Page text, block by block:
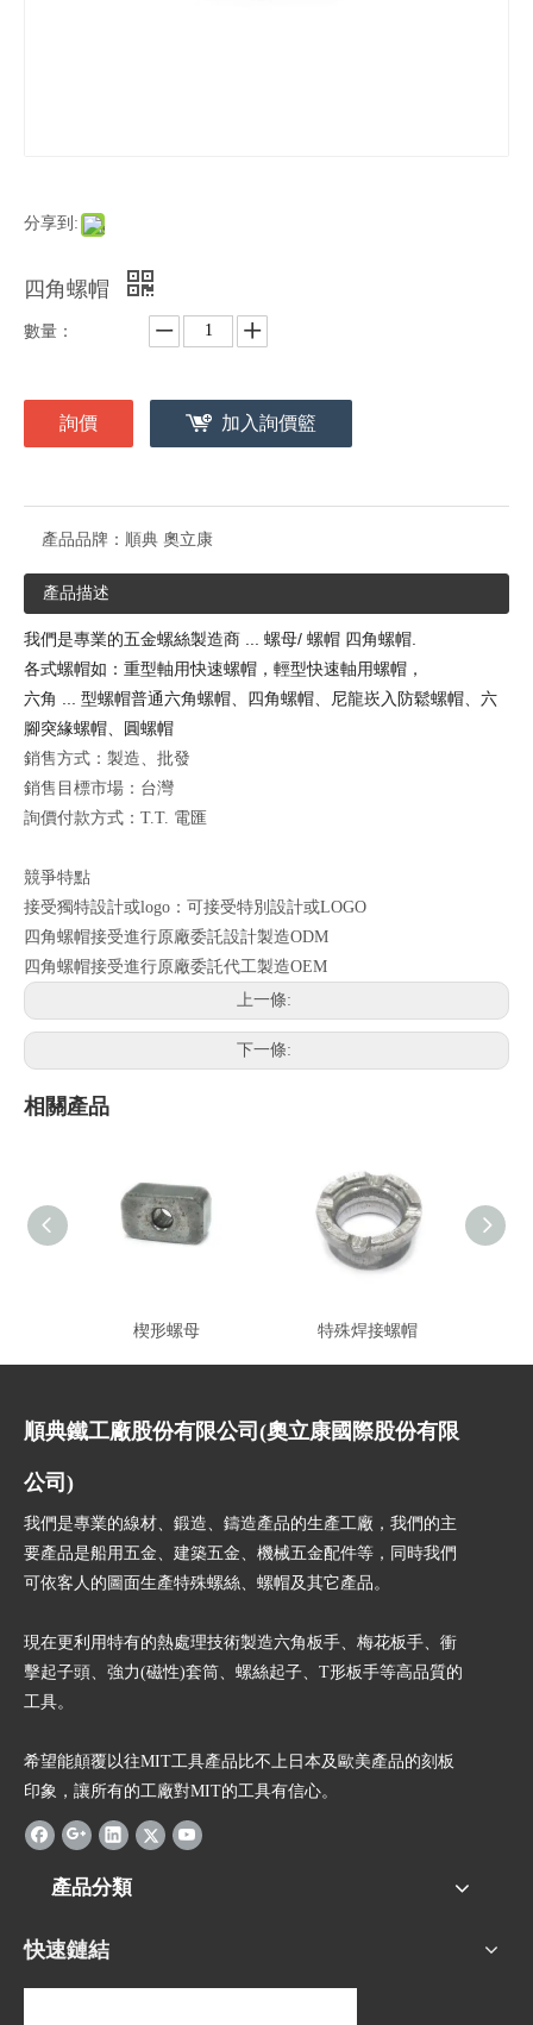
分享到:
四角螺帽
數量：
詢價 加入詢價籃
產品品牌： 順典 奧立康
產品描述
我們是專業的五金螺絲製造商 螺母/ 螺帽 四角螺帽.
各式螺帽如：重型軸用快速螺帽 ，輕型快速軸用螺帽 ，
六角 ... 型螺帽普通六角螺帽 四角螺帽 、尼龍崁入防鬆螺帽 、六
腳突緣螺帽 、圓螺帽
銷售方式：製造、批發
銷售目標市場：台灣
詢價付款方式：T.T. 電匯
競爭特點
接受獨特設計或logo：可接受特別設計或LOGO
四角螺帽接受進行原廠委託設計製造ODM
四角螺帽接受進行原廠委託代工製造OEM
上一條:
下一條:
相關產品
楔形螺母 特殊焊接螺帽
順典鐵工廠股份有限公司(奧立康國際股份有限
公司)
我們是專業的線材、鍛造、鑄造產品的生產工廠，我們的主
要產品是船用五金、建築五金、機械五金配件等，同時我們
可依客人的圖面生產特殊螺絲、螺帽及其它產品。
現在更利用特有的熱處理技術製造六角板手、梅花板手、衝
擊起子頭、強力(磁性)套筒、螺絲起子、T形板手等高品質的
工具。
希望能顛覆以往MIT工具產品比不上日本及歐美產品的刻板
印象，讓所有的工廠對MIT的工具有信心。
產品分類
快速鏈結